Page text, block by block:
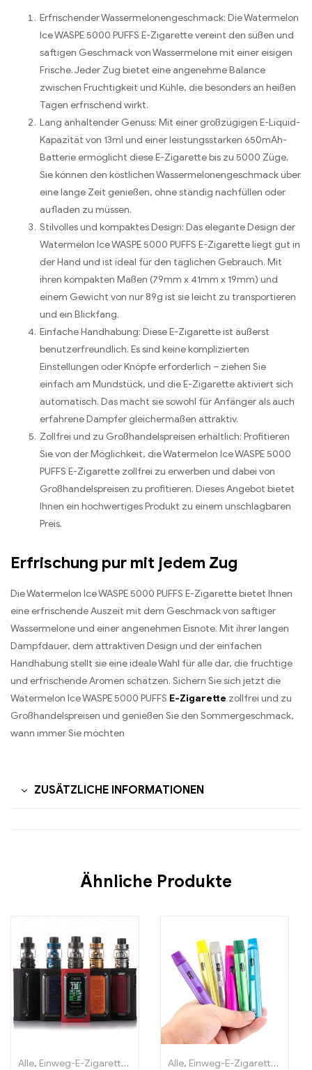
Erfrischender Wassermelonengeschmack: Die Watermelon
Ice WASPE 5000 PUFFS E-Zigarette vereint den süßen und
saftigen Geschmack von Wassermelone mit einer eisigen
Frische. Jeder Zug bietet eine angenehme Balance
zwischen Fruchtigkeit und Kühle, die besonders an heißen
Tagen erfrischend wirkt.
Lang anhaltender Genuss: Mit einer großzügigen E-Liquid-
Kapazität von 13ml und einer leistungsstarken 650mAh-
Batterie ermöglicht diese E-Zigarette bis zu 5000 Züge.
Sie können den köstlichen Wassermelonengeschmack über
eine lange Zeit genießen, ohne ständig nachfüllen oder
aufladen zu müssen.
Stilvolles und kompaktes Design: Das elegante Design der
Watermelon Ice WASPE 5000 PUFFS E-Zigarette liegt gut in
der Hand und ist ideal für den täglichen Gebrauch. Mit
ihren kompakten Maßen (79mm x 41mm x 19mm) und
einem Gewicht von nur 89g ist sie leicht zu transportieren
und ein Blickfang.
Einfache Handhabung: Diese E-Zigarette ist äußerst
benutzerfreundlich. Es sind keine komplizierten
Einstellungen oder Knöpfe erforderlich – ziehen Sie
einfach am Mundstück, und die E-Zigarette aktiviert sich
automatisch. Das macht sie sowohl für Anfänger als auch
erfahrene Dampfer gleichermaßen attraktiv.
Zollfrei und zu Großhandelspreisen erhältlich: Profitieren
Sie von der Möglichkeit, die Watermelon Ice WASPE 5000
PUFFS E-Zigarette zollfrei zu erwerben und dabei von
Großhandelspreisen zu profitieren. Dieses Angebot bietet
Ihnen ein hochwertiges Produkt zu einem unschlagbaren
Preis.
Erfrischung pur mit jedem Zug
Die Watermelon Ice WASPE 5000 PUFFS E-Zigarette bietet Ihnen
eine erfrischende Auszeit mit dem Geschmack von saftiger
Wassermelone und einer angenehmen Eisnote. Mit ihrer langen
Dampfdauer, dem attraktiven Design und der einfachen
Handhabung stellt sie eine ideale Wahl für alle dar, die fruchtige
und erfrischende Aromen schätzen. Sichern Sie sich jetzt die
Watermelon Ice WASPE 5000 PUFFS E-Zigarette zollfrei und zu
Großhandelspreisen und genießen Sie den Sommergeschmack,
wann immer Sie möchten
ZUSÄTZLICHE INFORMATIONEN
Ähnliche Produkte
Alle, Einweg-E-Zigaretten Irland Einweg-E-Zigaretten Italien
Alle, Einweg-E-Zigaretten Litauen